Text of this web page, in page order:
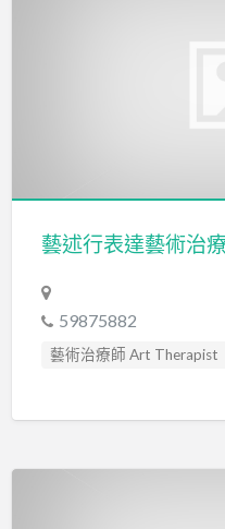
59875882
藝術治療師 Art Therapist